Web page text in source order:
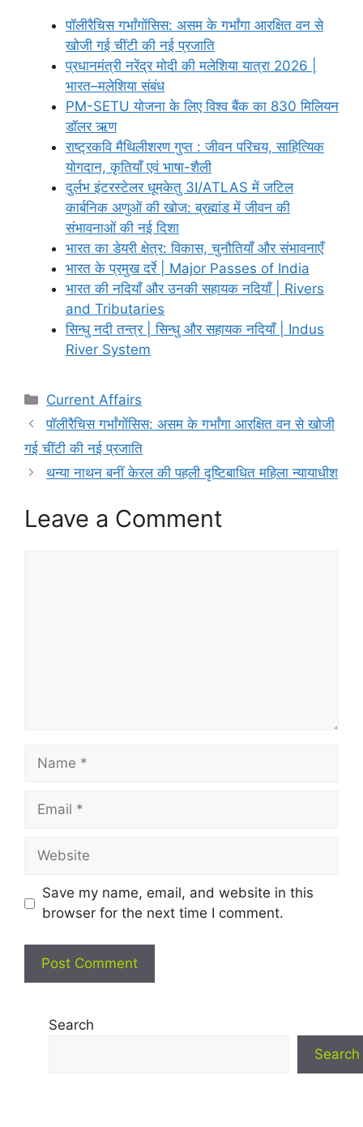
पॉलीरैचिस गर्भांगाेंसिस: असम के गर्भांगा आरक्षित वन से
खोजी गई चींटी की नई प्रजाति
प्रधानमंत्री नरेंद्र मोदी की मलेशिया यात्रा 2026 |
भारत–मलेशिया संबंध
PM-SETU योजना के लिए विश्व बैंक का 830 मिलियन
डॉलर ऋण
राष्ट्रकवि मैथिलीशरण गुप्त : जीवन परिचय, साहित्यिक
योगदान, कृतियाँ एवं भाषा-शैली
दुर्लभ इंटरस्टेलर धूमकेतु 3I/ATLAS में जटिल
कार्बनिक अणुओं की खोज: ब्रह्मांड में जीवन की
संभावनाओं की नई दिशा
भारत का डेयरी क्षेत्र: विकास, चुनौतियाँ और संभावनाएँ
भारत के प्रमुख दर्रे | Major Passes of India
भारत की नदियाँ और उनकी सहायक नदियाँ | Rivers
and Tributaries
सिन्धु नदी तन्त्र | सिन्धु और सहायक नदियाँ | Indus
River System
Categories
Current Affairs
पॉलीरैचिस गर्भांगाेंसिस: असम के गर्भांगा आरक्षित वन से खोजी
गई चींटी की नई प्रजाति
थन्या नाथन बनीं केरल की पहली दृष्टिबाधित महिला न्यायाधीश
Leave a Comment
Name
Email
Website
Save my name, email, and website in this
browser for the next time I comment.
Search
Search